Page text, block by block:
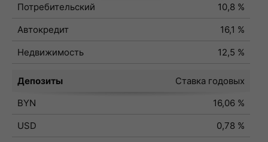
Потребительский
10,8 %
Автокредит
16,1 %
Недвижимость
12,5 %
Депозиты
Ставка годовых
BYN
16,06 %
USD
0,78 %